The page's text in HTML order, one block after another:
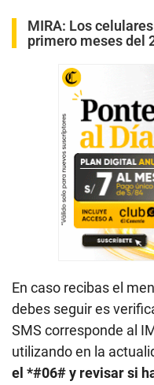
MIRA: Los
primero meses del
En caso recibas el
debes seguir es
SMS corresponde al
utilizando en la
el *#06# y revisar si